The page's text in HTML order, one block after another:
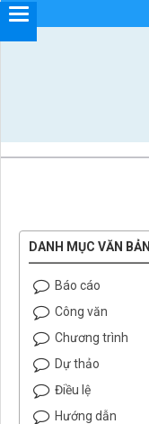
DANH MỤC VĂN BẢN
Báo cáo
Công văn
Chương trình
Dự thảo
Điều lệ
Hướng dẫn